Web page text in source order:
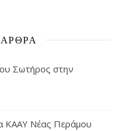
Σωτήρος στην
ΚΑΑΥ Νέας Περάμου